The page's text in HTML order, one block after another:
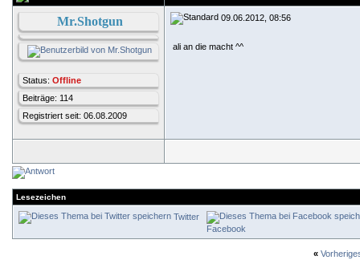
Mr.Shotgun
Status: Offline
Beiträge: 114
Registriert seit: 06.08.2009
09.06.2012, 08:56
ali an die macht ^^
Lesezeichen
Twitter
Facebook
«